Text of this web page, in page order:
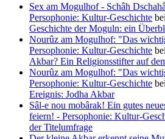
Sex am Mogulhof - Schâh
Persophonie: Kultur-Geschichte bei
Geschichte der Moguln: ein
Nourûz am Mogulhof: "Das
Persophonie: Kultur-Geschichte bei
Akbar? Ein Religionsstifter auf
Nourûz am Mogulhof: "Das
Persophonie: Kultur-Geschichte bei
Ereignis: Jodha Akbar
Sâl-e nou mobârak! Ein gutes
feiern! - Persophonie: Kultur-
der Titelumfrage